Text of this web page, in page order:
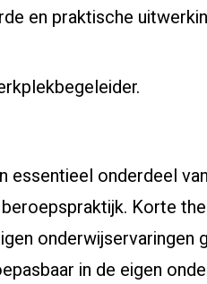
en praktische
essentieel onderdeel
Korte
onderwijservaringen
in de eigen